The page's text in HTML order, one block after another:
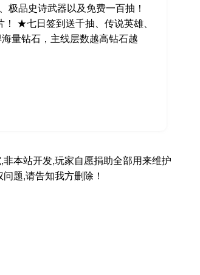
品史诗武器以及免费一百抽！
★七日签到送千抽、传说英雄、
量钻石，主线层数越高钻石越
本站开发,玩家自愿捐助全部用来维护
题,请告知我方删除！